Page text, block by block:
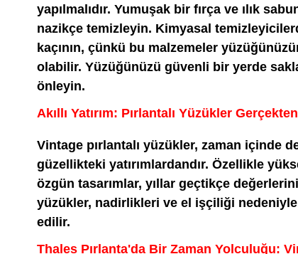
yapılmalıdır. Yumuşak bir fırça ve ılık
nazikçe temizleyin. Kimyasal
kaçının, çünkü bu malzemeler
olabilir. Yüzüğünüzü güvenli bir yerde
önleyin.
Akıllı Yatırım: Pırlantalı Yüzükler
Vintage pırlantalı yüzükler, zaman içinde
güzellikteki yatırımlardandır. Özellikle
özgün tasarımlar, yıllar geçtikçe
yüzükler, nadirlikleri ve el işçiliği nedeniyle,
edilir.
Thales Pırlanta'da Bir Zaman Yolculuğu: